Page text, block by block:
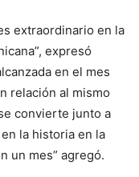
extraordinario en la
expresó
en el mes
relación al mismo
convierte junto a
la historia en la
un mes” agregó.